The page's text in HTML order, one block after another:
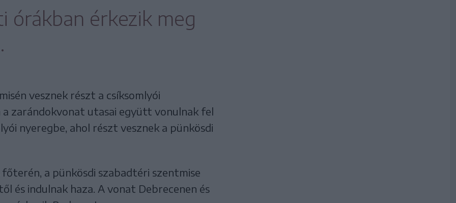
órákban érkezik meg
vesznek részt a csíksomlyói
zarándokvonat utasai együtt vonulnak fel
nyeregbe, ahol részt vesznek a pünkösdi
a pünkösdi szabadtéri szentmise
és indulnak haza. A vonat Debrecenen és